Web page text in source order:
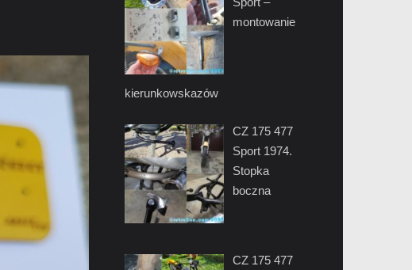
montowanie
kierunkowskazów
CZ 175 477
Sport 1974.
Stopka
boczna
CZ 175 477